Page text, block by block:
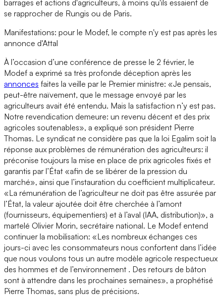
barrages et actions d'agriculteurs, à moins qu'ils essaient de
se rapprocher de Rungis ou de Paris.
Manifestations: pour le Modef, le compte n'y est pas après les
annonce d'Attal
À l’occasion d’une conférence de presse le 2 février, le
Modef a exprimé sa très profonde déception après les
annonces faites la veille par le Premier ministre: «Je pensais,
peut-être naïvement, que le message envoyé par les
agriculteurs avait été entendu. Mais la satisfaction n’y est pas.
Notre revendication demeure: un revenu décent et des prix
agricoles soutenables», a expliqué son président Pierre
Thomas. Le syndicat ne considère pas que la loi Egalim soit la
réponse aux problèmes de rémunération des agriculteurs: il
préconise toujours la mise en place de prix agricoles fixés et
garantis par l’État «afin de se libérer de la pression du
marché», ainsi que l’instauration du coefficient multiplicateur.
«La rémunération de l’agriculteur ne doit pas être assurée par
l’État, la valeur ajoutée doit être cherchée à l’amont
(fournisseurs, équipementiers) et à l’aval (IAA, distribution)», a
martelé Olivier Morin, secrétaire national. Le Modef entend
continuer la mobilisation: «Les nombreux échanges ces
jours-ci avec les consommateurs nous confortent dans l’idée
que nous voulons tous un autre modèle agricole respectueux
des hommes et de l’environnement . Des retours de bâton
sont à attendre dans les prochaines semaines», a prophétisé
Pierre Thomas, sans plus de précisions.